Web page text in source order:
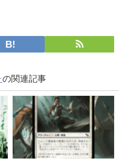
の関連記事